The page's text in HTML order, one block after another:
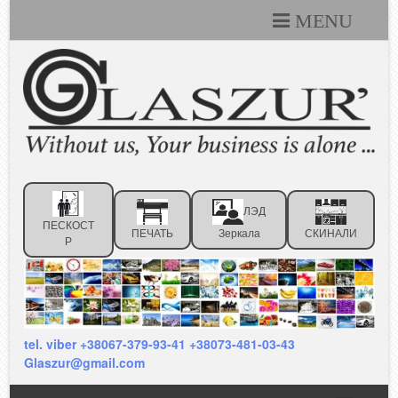
MENU
Каталоги
Технические условия
Портфолио
Контакты
Отзывы клиентов
ПЕСКОСТ
Р
ПЕЧАТЬ
ЛЭД
Зеркала
СКИНАЛИ
tel. viber +38067-379-93-41 +38073-481-03-43
Glaszur@gmail.com